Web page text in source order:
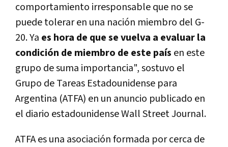
comportamiento irresponsable que no se
puede tolerar en una nación miembro del G-
20. Ya es hora de que se vuelva a evaluar la
condición de miembro de este país en este
grupo de suma importancia", sostuvo el
Grupo de Tareas Estadounidense para
Argentina (ATFA) en un anuncio publicado en
el diario estadounidense Wall Street Journal.
ATFA es una asociación formada por cerca de